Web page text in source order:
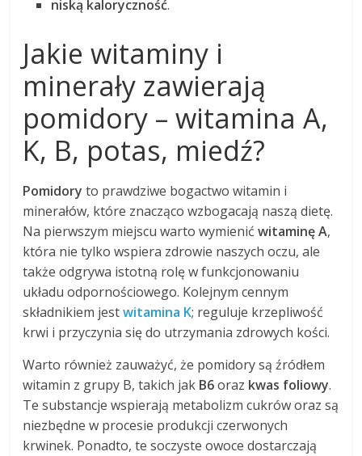
niską kaloryczność.
Jakie witaminy i
minerały zawierają
pomidory – witamina A,
K, B, potas, miedź?
Pomidory to prawdziwe bogactwo witamin i
minerałów, które znacząco wzbogacają naszą dietę.
Na pierwszym miejscu warto wymienićwitaminę A,
która nie tylko wspiera zdrowie naszych oczu, ale
także odgrywa istotną rolę w funkcjonowaniu
układu odpornościowego. Kolejnym cennym
składnikiem jestwitamina K; reguluje krzepliwość
krwi i przyczynia się do utrzymania zdrowych kości.
Warto również zauważyć, że pomidory są źródłem
witamin z grupy B, takich jak B6oraz kwas foliowy.
Te substancje wspierają metabolizm cukrów oraz są
niezbędne w procesie produkcji czerwonych
krwinek. Ponadto, te soczyste owoce dostarczają